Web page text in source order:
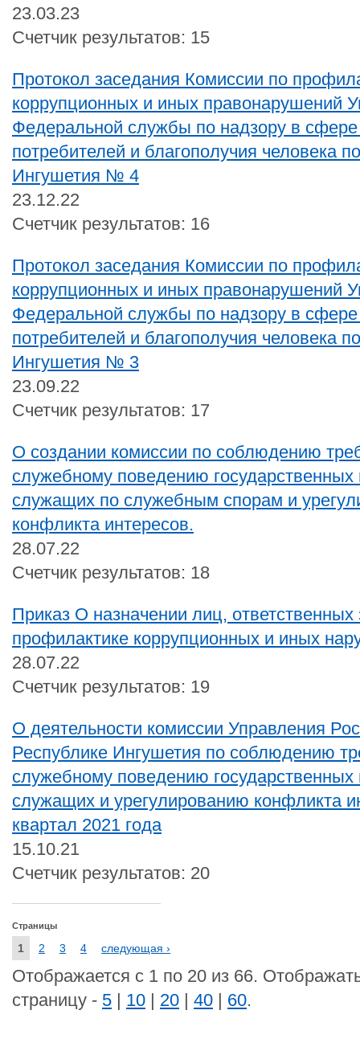
23.03.23
Счетчик результатов: 15
Протокол заседания Комиссии по
коррупционных и иных правонарушений
Федеральной службы по надзору в
потребителей и благополучия человека
Ингушетия № 4
23.12.22
Счетчик результатов: 16
Протокол заседания Комиссии по
коррупционных и иных правонарушений
Федеральной службы по надзору в
потребителей и благополучия человека
Ингушетия № 3
23.09.22
Счетчик результатов: 17
О создании комиссии по соблюдению
служебному поведению государственных
служащих по служебным спорам и
конфликта интересов.
28.07.22
Счетчик результатов: 18
Приказ О назначении лиц, ответственных
профилактике коррупционных и иных
28.07.22
Счетчик результатов: 19
О деятельности комиссии Управления
Республике Ингушетия по соблюдению
служебному поведению государственных
служащих и урегулированию конфликта
квартал 2021 года
15.10.21
Счетчик результатов: 20
Страницы
1 2 3 4 следующая ›
Отображается с 1 по 20 из 66.
страницу - 5 10 20 40 60.